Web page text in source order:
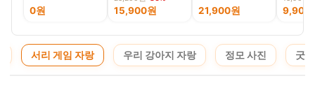
0원 15,900원
100개
21,900원 9,900
서리 게임 자랑 우리 강아지 자랑 정모 사진 굿